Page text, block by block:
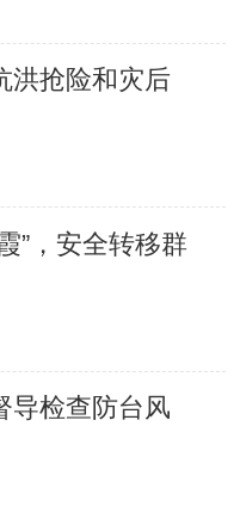
洪抢险和灾后
”，安全转移群
导检查防台风